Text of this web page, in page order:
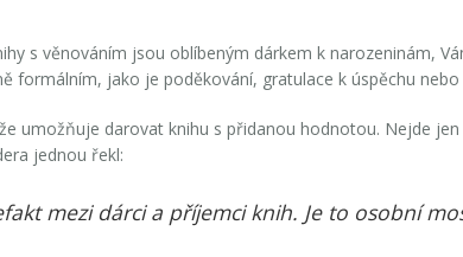
s věnováním jsou oblíbeným dárkem k narozeninám,
formálním, jako je poděkování, gratulace k úspěchu
umožňuje darovat knihu s přidanou hodnotou. Nejde
jednou řekl:
mezi dárci a příjemci knih. Je to osobní